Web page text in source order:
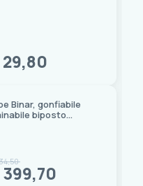
Binar, gonfiabile
biposto